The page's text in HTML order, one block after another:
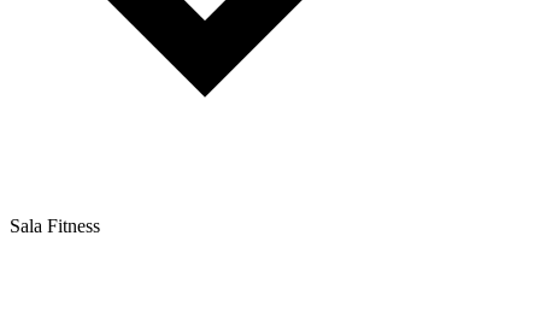
Sala Fitness